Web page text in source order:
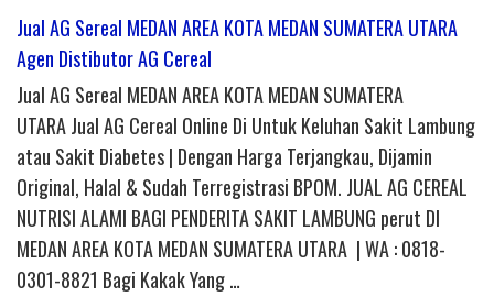
Jual AG Sereal MEDAN AREA KOTA MEDAN SUMATERA UTARA
Agen Distibutor AG Cereal
Jual AG Sereal MEDAN AREA KOTA MEDAN SUMATERA
UTARA Jual AG Cereal Online Di Untuk Keluhan Sakit Lambung
atau Sakit Diabetes | Dengan Harga Terjangkau, Dijamin
Original, Halal & Sudah Terregistrasi BPOM. JUAL AG CEREAL
NUTRISI ALAMI BAGI PENDERITA SAKIT LAMBUNG perut DI
MEDAN AREA KOTA MEDAN SUMATERA UTARA | WA : 0818-
0301-8821 Bagi Kakak Yang …